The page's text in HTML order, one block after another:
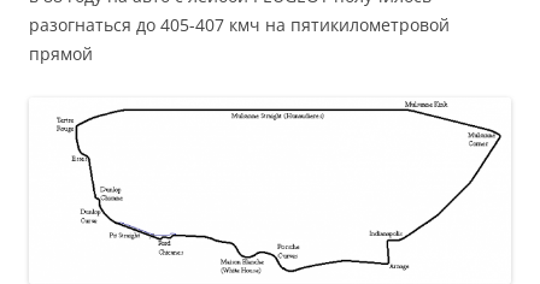
разогнаться до 405-407 кмч на пятикилометровой
прямой